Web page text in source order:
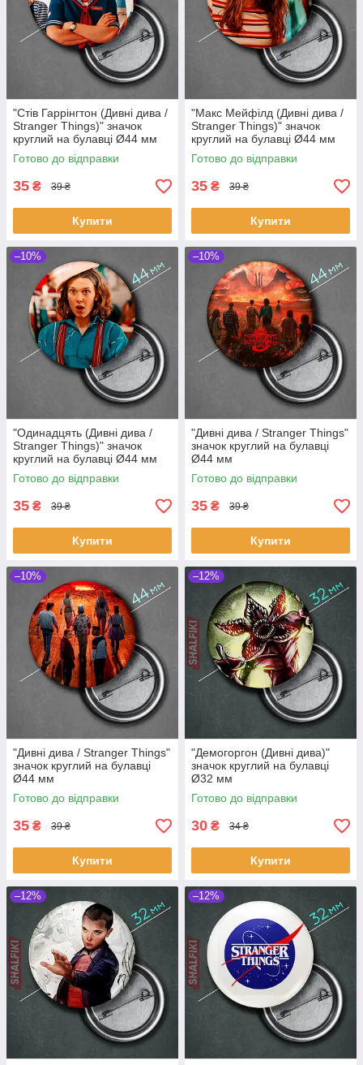
"Стів Гаррінгтон (Дивні дива /
Stranger Things)" значок
круглий на булавці Ø44 мм
Готово до відправки
35 ₴ 39 ₴
Купити
"Макс Мейфілд (Дивні дива /
Stranger Things)" значок
круглий на булавці Ø44 мм
Готово до відправки
35 ₴ 39 ₴
Купити
–10%
"Одинадцять (Дивні дива /
Stranger Things)" значок
круглий на булавці Ø44 мм
Готово до відправки
35 ₴ 39 ₴
Купити
–10%
"Дивні дива / Stranger Things"
значок круглий на булавці
Ø44 мм
Готово до відправки
35 ₴ 39 ₴
Купити
–10%
"Дивні дива / Stranger Things"
значок круглий на булавці
Ø44 мм
Готово до відправки
35 ₴ 39 ₴
Купити
–12%
"Демогоргон (Дивні дива)"
значок круглий на булавці
Ø32 мм
Готово до відправки
30 ₴ 34 ₴
Купити
–12% –12%